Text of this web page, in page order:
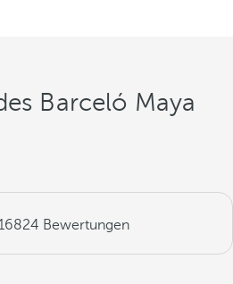
Barceló Maya
16824 Bewertungen